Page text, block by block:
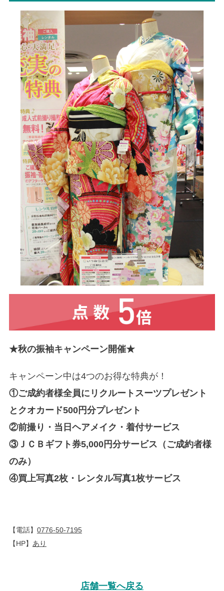
★秋の振袖キャンペーン開催★
キャンペーン中は4つのお得な特典が！
①ご成約者様全員にリクルートスーツプレゼント
とクオカード500円分プレゼント
②前撮り・当日ヘアメイク・着付サービス
③ＪＣＢギフト券5,000円分サービス（ご成約者様
のみ）
④買上写真2枚・レンタル写真1枚サービス
【電話】 0776-50-7195
【HP】 あり
店舗一覧へ戻る